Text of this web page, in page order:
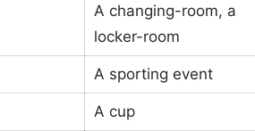
A changing-room, a
locker-room
A sporting event
A cup